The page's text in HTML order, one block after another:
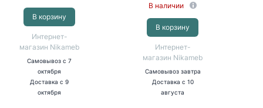
В корзину
Интернет-
магазин Nikameb
Самовывозс 7
октября
Доставка с 9
октября
В наличии
В корзину
Интернет-
магазин Nikameb
Самовывоз завтра
Доставка с 10
августа